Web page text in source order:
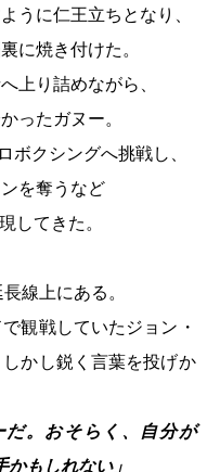
うに仁王立ちとなり、
に焼き付けた。
上り詰めながら、
ったガヌー。
ボクシングへ挑戦し、
を奪うなど
してきた。
線上にある。
観戦していたジョン・
かし鋭く言葉を投げか
だ。おそらく、自分が
もしれない」